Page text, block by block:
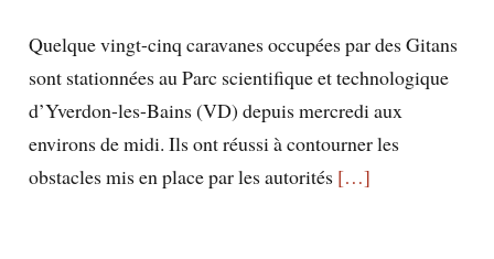
Quelque vingt-cinq caravanes occupées par des Gitans
sont stationnées au Parc scientifique et technologique
d’Yverdon-les-Bains (VD) depuis mercredi aux
environs de midi. Ils ont réussi à contourner les
obstacles mis en place par les autorités […]